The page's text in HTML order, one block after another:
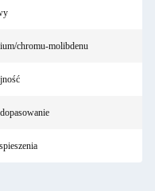
chromu-molibdenu